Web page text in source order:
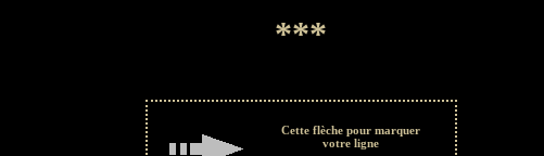
***
Cette flèche pour marquer
votre ligne